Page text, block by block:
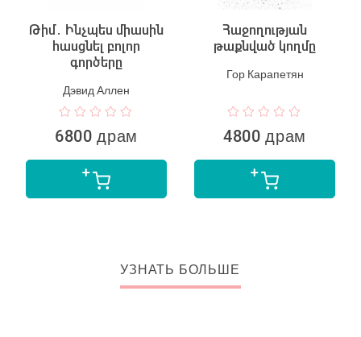
Թիմ․ Ինչպես միասին
հասցնել բոլոր
գործերը
Дэвид Аллен
6800 драм
Հաջողության
թաքնված կողմը
Гор Карапетян
4800 драм
УЗНАТЬ БОЛЬШЕ